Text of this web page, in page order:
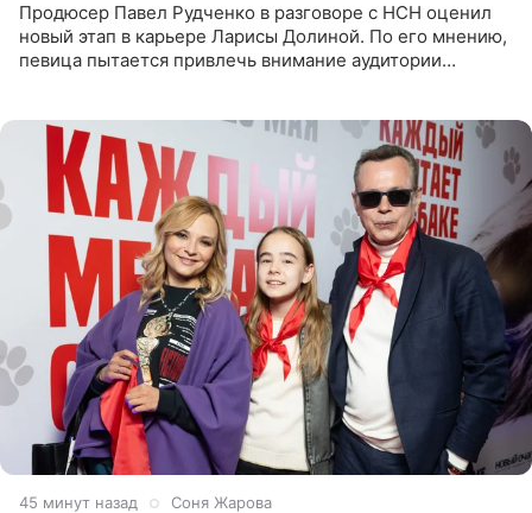
Продюсер Павел Рудченко в разговоре с НСН оценил
новый этап в карьере Ларисы Долиной. По его мнению,
певица пытается привлечь внимание аудитории
45 минут назад Соня Жарова